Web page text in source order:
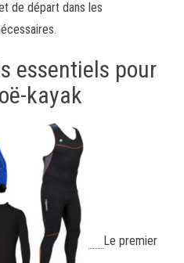
de départ dans les
essentiels pour
kayak
Le premier